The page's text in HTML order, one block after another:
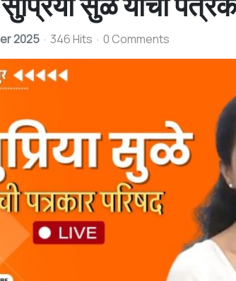
2025 346 Hits 0 Comments